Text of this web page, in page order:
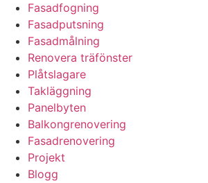
Fasadfogning
Fasadputsning
Fasadmålning
Renovera träfönster
Plåtslagare
Takläggning
Panelbyten
Balkongrenovering
Fasadrenovering
Projekt
Blogg